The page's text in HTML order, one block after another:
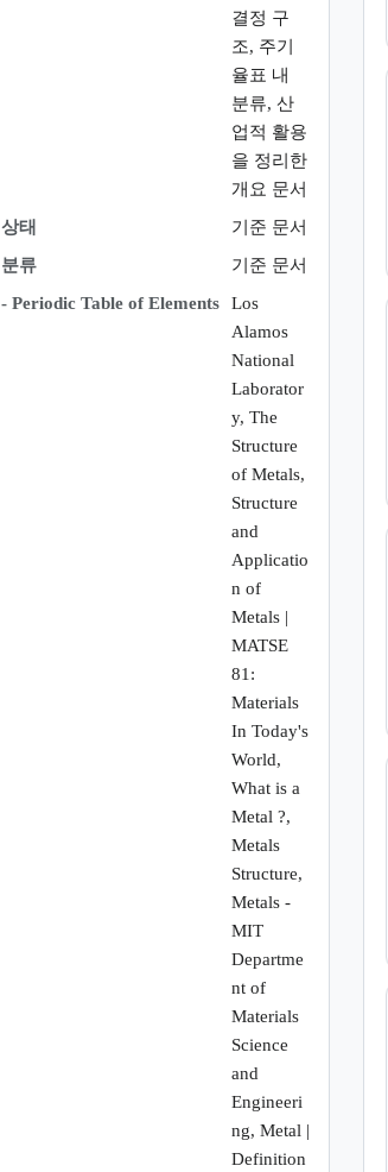
결정 구
조, 주기
율표 내
분류, 산
업적 활용
을 정리한
개요 문서
상태
기준 문서
분류
기준 문서
- Periodic Table of Elements
Los
Alamos
National
Laborator
y, The
Structure
of Metals,
Structure
and
Applicatio
n of
Metals |
MATSE
81:
Materials
In Today's
World,
What is a
Metal ?,
Metals
Structure,
Metals -
MIT
Departme
nt of
Materials
Science
and
Engineeri
ng, Metal |
Definition